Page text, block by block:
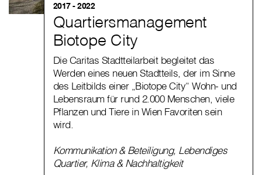
2017 - 2022
Quartiersmanagement
Biotope City
Die Caritas Stadtteilarbeit begleitet das
Werden eines neuen Stadtteils, der im Sinne
des Leitbilds einer „Biotope City“ Wohn- und
Lebensraum für rund 2.000 Menschen, viele
Pflanzen und Tiere in Wien Favoriten sein
wird.
Kommunikation & Beteiligung, Lebendiges
Quartier, Klima & Nachhaltigkeit